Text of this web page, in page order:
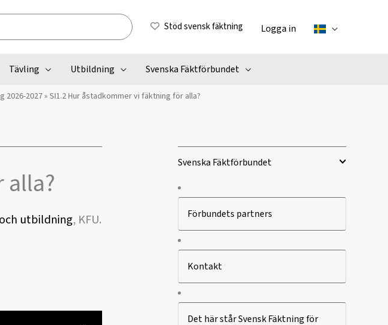
Stöd svensk fäktning Logga in
Tävling Utbildning Svenska Fäktförbundet
2026-2027» SI1.2 Hur åstadkommer vi fäktning för alla?
utbildning, KFU.
Svenska Fäktförbundet
Förbundets partners
Kontakt
Det här står Svensk Fäktning för